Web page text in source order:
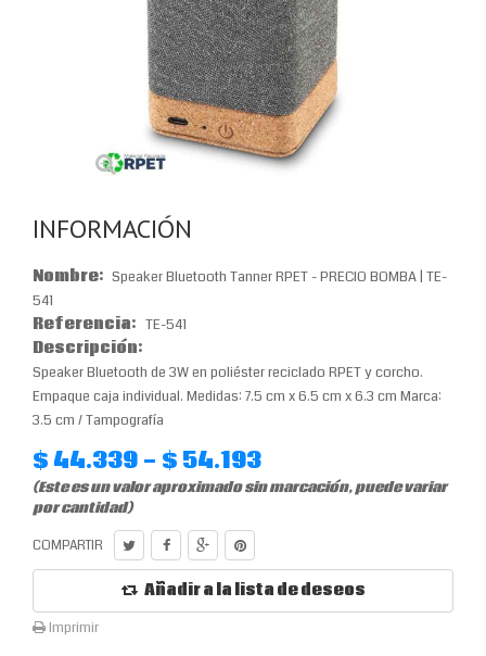
INFORMACIÓN
Nombre: Speaker Bluetooth Tanner RPET - PRECIO BOMBA | TE-
541
Referencia: TE-541
Descripción:
Speaker Bluetooth de 3W en poliéster reciclado RPET y corcho.
Empaque caja individual. Medidas: 7.5 cm x 6.5 cm x 6.3 cm Marca:
3.5 cm / Tampografía
$ 44.339 - $ 54.193
(Este es un valor aproximado sin marcación, puede variar
por cantidad)
COMPARTIR
Añadir a la lista de deseos
Imprimir